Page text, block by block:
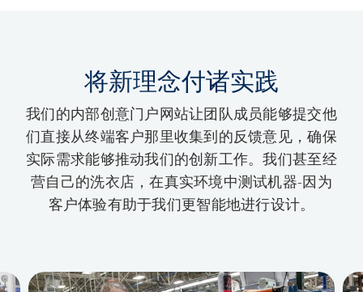
将新理念付诸实践
我们的内部创意门户网站让团队成员能够提交他
们直接从终端客户那里收集到的反馈意见，确保
实际需求能够推动我们的创新工作。我们甚至经
营自己的洗衣店，在真实环境中测试机器-因为
客户体验有助于我们更智能地进行设计。